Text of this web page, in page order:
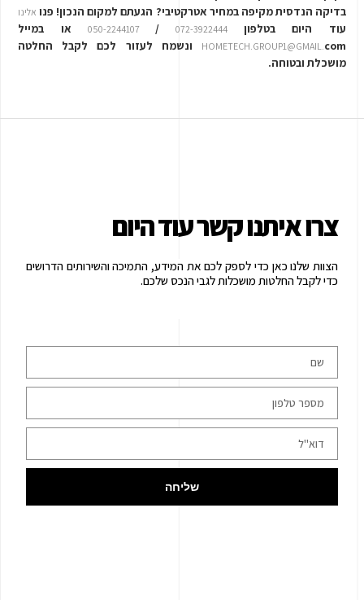
בדיקה הנדסית מקיפה במחיר אטרקטיבי? הגעתם למקום הנכון! פנו אלינו
עוד היום בטלפון 072-3922444
/
050-2244107 או במייל
HOMETECH.GROUP1@GMAIL.
com ונשמח לעזור לכם לקבל החלטה
מושכלת ובטוחה.
צרו איתנו קשר עוד היום
הצוות שלנו כאן כדי לספק לכם את המידע, התמיכה והשירותים הדרושים
כדי לקבל החלטות מושכלות לגבי הנכס שלכם.
שליחה